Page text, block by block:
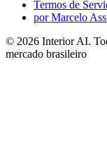
Termos de
por Marcelo
© 2026 Interior AI.
mercado brasileiro